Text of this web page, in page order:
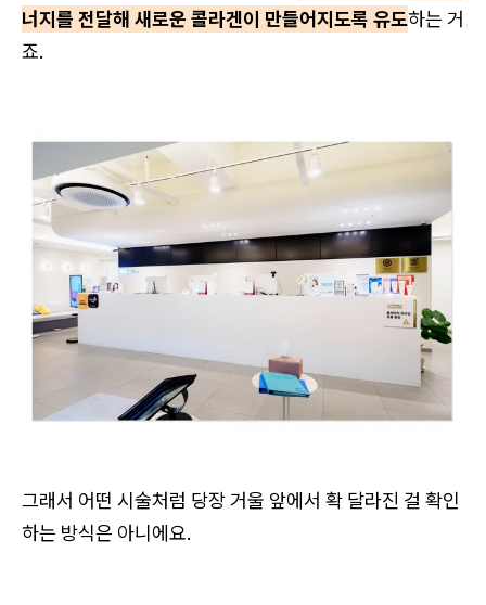
너지를 전달해 새로운 콜라겐이 만들어지도록 유도하는 거
죠.
그래서 어떤 시술처럼 당장 거울 앞에서 확 달라진 걸 확인
하는 방식은 아니에요.